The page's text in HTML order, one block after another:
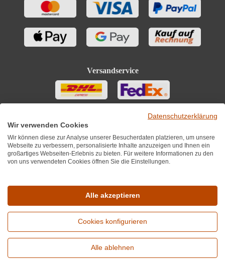
Versandservice
*Alle Preise inkl. MwST zzgl. 5,90€ Versandkosten je Winzer.
Versandkostenfrei ab 12 Flaschen je Winzer.
Copyright © 2010 - 2026 WirWinzer GmbH
Erweiterte Suche
Datenschutzerklärung
Wir verwenden Cookies
Wir können diese zur Analyse unserer Besucherdaten platzieren, um unsere
Webseite zu verbessern, personalisierte Inhalte anzuzeigen und Ihnen ein
großartiges Webseiten-Erlebnis zu bieten. Für weitere Informationen zu den
von uns verwendeten Cookies öffnen Sie die Einstellungen.
Alle akzeptieren
Cookies konfigurieren
Alle ablehnen